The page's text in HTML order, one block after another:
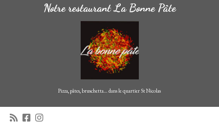
Notre restaurant La Bonne Pâte
Pizza, pâtes, bruschetta… dans le quartier St Nicolas